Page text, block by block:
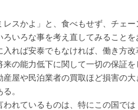
レスかよ」と、食べもせず、チェ
ろいろな事を考え直してみることを
入れば安泰でもなければ、働き方
来の能力低下に関して一切の保証
産屋や民泊業者の買取ほど損害の
。
われているものは、特にこの国で